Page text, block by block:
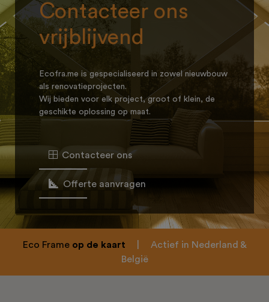
Contacteer ons
vrijblijvend
Ecofra.me is gespecialiseerd in zowel nieuwbouw
als renovatieprojecten.
Wij bieden voor elk project, groot of klein, de
geschikte oplossing op maat.
Contacteer ons
Offerte aanvragen
Eco Frame op de kaart
Actief in Nederland &
België